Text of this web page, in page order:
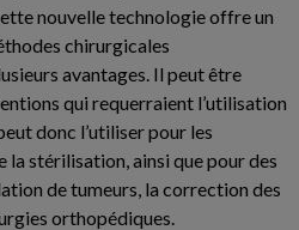
nouvelle technologie offre un
chirurgicales
avantages. Il peut être
qui requerraient l’utilisation
donc l’utiliser pour les
stérilisation, ainsi que pour des
de tumeurs, la correction des
orthopédiques.